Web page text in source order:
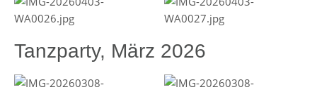
Tanzparty, März 2026